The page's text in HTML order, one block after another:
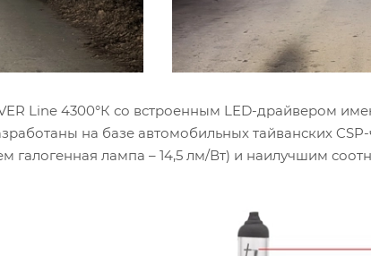
Line 4300°К со встроенным LED-драйвером
на базе автомобильных тайванских CSP-
галогенная лампа – 14,5 лм/Вт) и наилучшим